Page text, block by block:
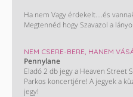
Ha nem Vagy érdekelt....és
Megtennéd hogy Szavazol a
KÖSZÖNÖM HOGY SEGÍTESZ
NEM CSERE-BERE, HANEM
Pennylane
Eladó 2 db jegy a Heaven Street
Parkos koncertjére! A jegyek a
jegy!